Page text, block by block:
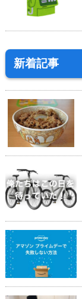
新着記事